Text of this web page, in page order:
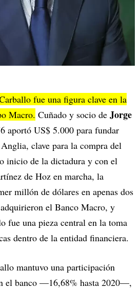
fue una figura clave en la
Macro. Cuñado y socio de Jorge
aportó US$ 5.000 para fundar
clave para la compra del
inicio de la dictadura y con el
de Hoz en marcha, la
millón de dólares en apenas dos
el Banco Macro, y
fue una pieza central en la toma
dentro de la entidad financiera.
mantuvo una participación
el banco —16,68% hasta 2020—,